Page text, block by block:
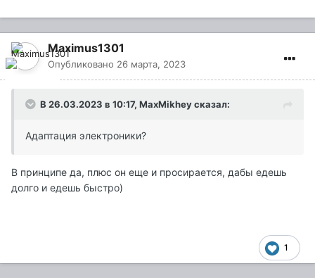
Maximus1301
Опубликовано 26 марта, 2023
В 26.03.2023 в 10:17, MaxMikheyсказал:
Адаптация электроники?
В принципе да, плюс он еще и просирается, дабы едешь
долго и едешь быстро)
1